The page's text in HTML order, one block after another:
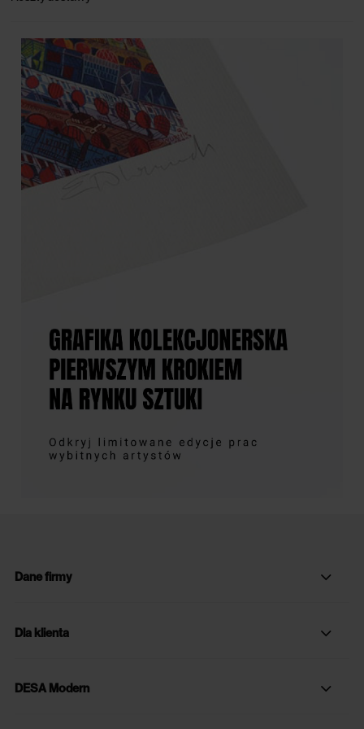
Dane firmy
Dla klienta
DESA Modern